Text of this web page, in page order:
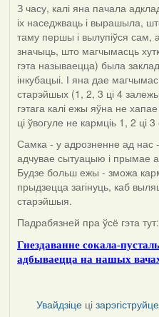
З часу, калі яна пачала
іх наседжваць і вырашыла,
таму першы і вылупіўся сам,
значыць, што магчымасць
гэта называецца) была
інкубацыі. І яна дае
старэйшых (1, 2, 3 ці 4
гэтага калі ежы яўна не
ці ўвогуле не кармціь 1, 2
Самка - у адрозненне ад нас
адчувае сытуацыю і прымае
Будзе больш ежы - зможа
прыдзецца загінуць, каб
старэйшыя.
Падрабязней пра ўсё гэта тут:
Гнездаванне сокала-
адбываецца на нашых
Увайдзіце ці